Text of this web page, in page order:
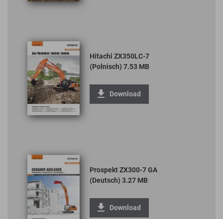
Hitachi ZX350LC-7
(Polnisch) 7.53 MB
Download
Prospekt ZX300-7 GA
(Deutsch) 3.27 MB
Download